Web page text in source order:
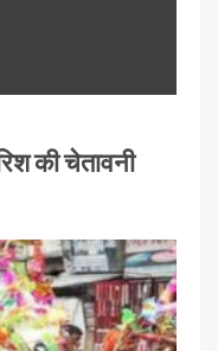
की चेतावनी